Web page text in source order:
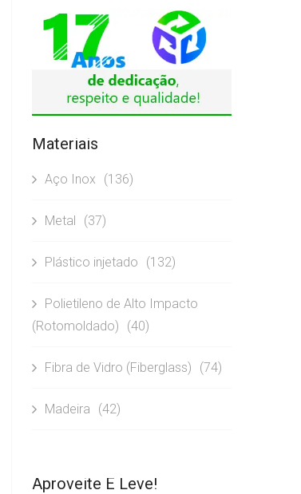
Materiais
Aço Inox (136)
Metal (37)
Plástico injetado (132)
Polietileno de Alto Impacto
(Rotomoldado)
(40)
Fibra de Vidro (Fiberglass) (74)
Madeira (42)
Aproveite E Leve!